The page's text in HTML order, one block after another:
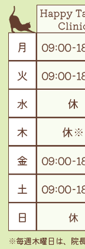
※毎週木曜日は、院